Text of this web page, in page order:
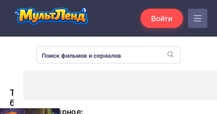
Войти
Три
богатыря
Популярное: